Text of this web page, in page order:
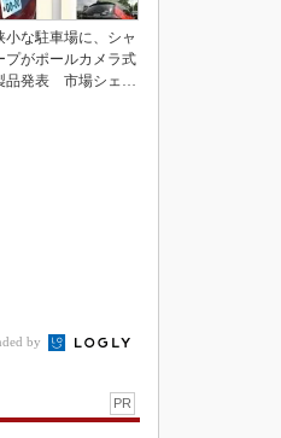
小な駐車場に、シャ
プがポールカメラ式
品発表 市場シェア
by
PR